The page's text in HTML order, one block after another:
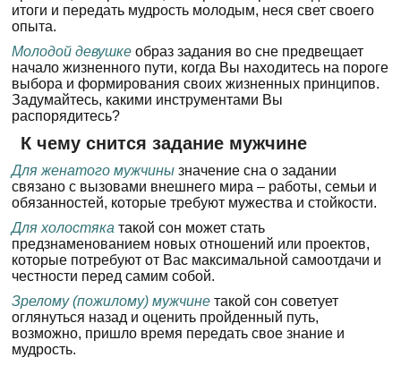
итоги и передать мудрость молодым, неся свет своего
опыта.
Молодой девушке образ задания во сне предвещает
начало жизненного пути, когда Вы находитесь на пороге
выбора и формирования своих жизненных принципов.
Задумайтесь, какими инструментами Вы
распорядитесь?
К чему снится задание мужчине
Для женатого мужчины значение сна о задании
связано с вызовами внешнего мира – работы, семьи и
обязанностей, которые требуют мужества и стойкости.
Для холостяка такой сон может стать
предзнаменованием новых отношений или проектов,
которые потребуют от Вас максимальной самоотдачи и
честности перед самим собой.
Зрелому (пожилому) мужчине такой сон советует
оглянуться назад и оценить пройденный путь,
возможно, пришло время передать свое знание и
мудрость.